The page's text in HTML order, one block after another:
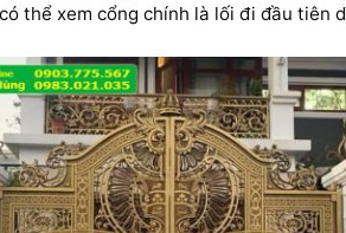
thể xem cổng chính là lối đi đầu